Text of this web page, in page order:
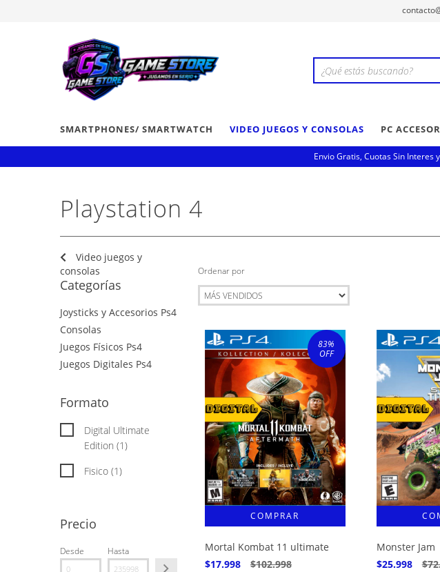
SMARTPHONES/ SMARTWATCH VIDEO JUEGOS Y CONSOLAS PC
Envio Gratis, Cuotas Sin
Playstation 4
Video juegos y
consolas
Categorías
Joysticks y Accesorios Ps4
Consolas
Juegos Físicos Ps4
Juegos Digitales Ps4
Formato
Digital Ultimate
Edition (1)
Fisico (1)
Precio
Desde Hasta
Ordenar por
83%
OFF
Mortal Kombat 11 ultimate
$17.998
$102.998
Monster Jam
$25.998